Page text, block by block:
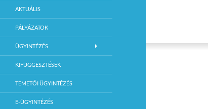
AKTUÁLIS
PÁLYÁZATOK
ÜGYINTÉZÉS
KIFÜGGESZTÉSEK
TEMETŐI ÜGYINTÉZÉS
E-ÜGYINTÉZÉS